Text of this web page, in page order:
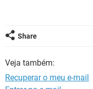
GUIA DE COMPRAS
Share
Veja também:
Recuperar o meu e-mail